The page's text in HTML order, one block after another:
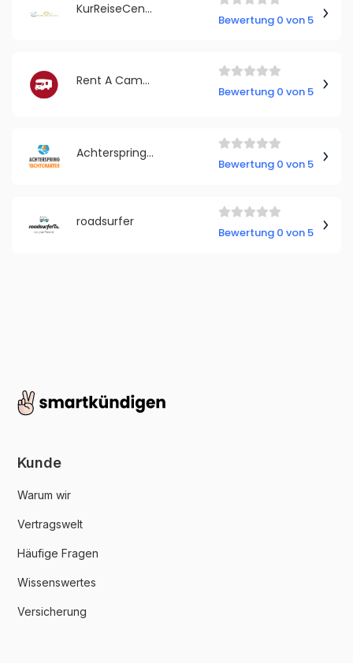
KurReiseCenter.de - Reisebüro Reiseladen GmbH
Bewertung 0 von 5
Rent A Camper
Bewertung 0 von 5
Achterspring Yachtcharter
Bewertung 0 von 5
roadsurfer
Bewertung 0 von 5
Kunde
Warum wir
Vertragswelt
Häufige Fragen
Wissenswertes
Versicherung